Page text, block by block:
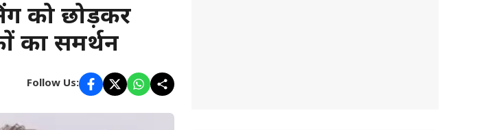
को छोड़कर
का समर्थन
Follow Us: